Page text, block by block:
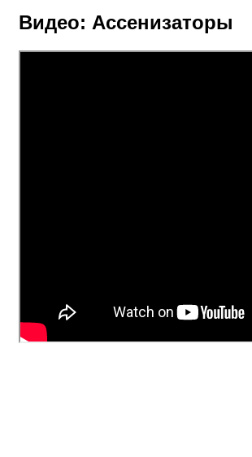
Видео: Ассенизаторы